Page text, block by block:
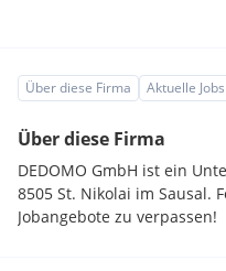
Über diese Firma Aktuelle Jobs
Über diese Firma
DEDOMO GmbH ist ein
8505 St. Nikolai im Sausal.
Jobangebote zu verpassen!